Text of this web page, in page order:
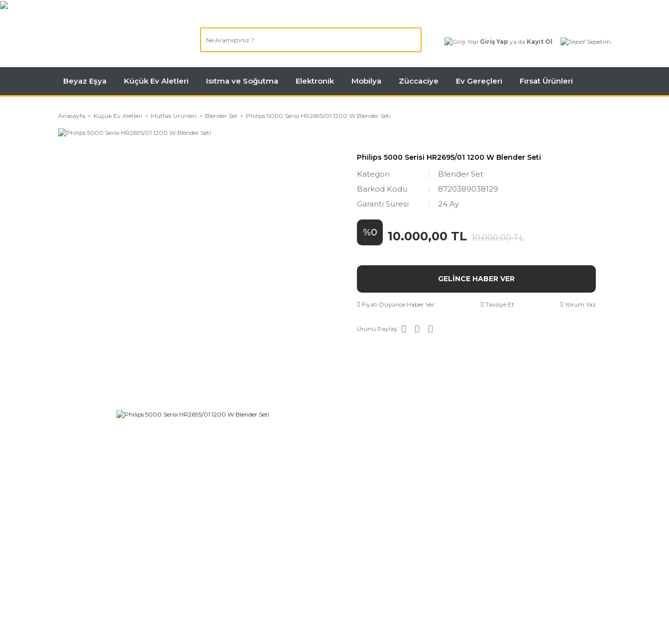
Giriş Yap ya da Kayıt Ol Sepetim
Beyaz Eşya Küçük Ev Aletleri Isıtma ve Soğutma Elektronik Mobilya Züccaciye Ev Gereçleri Fırsat Ürünleri
Anasayfa Küçük Ev Aletleri Mutfak Ürünleri Blender Set Philips 5000 Serisi HR2695/01 1200 W Blender Seti
Philips 5000 Serisi HR2695/01 1200 W Blender Seti
Kategori
Blender Set
Barkod Kodu
8720389038129
Garanti Süresi
24 Ay
%0 10.000,00 TL 10.000,00 TL
GELİNCE HABER VER
Fiyatı Düşünce Haber Ver Tavsiye Et Yorum Yaz
Ürünü Paylaş: